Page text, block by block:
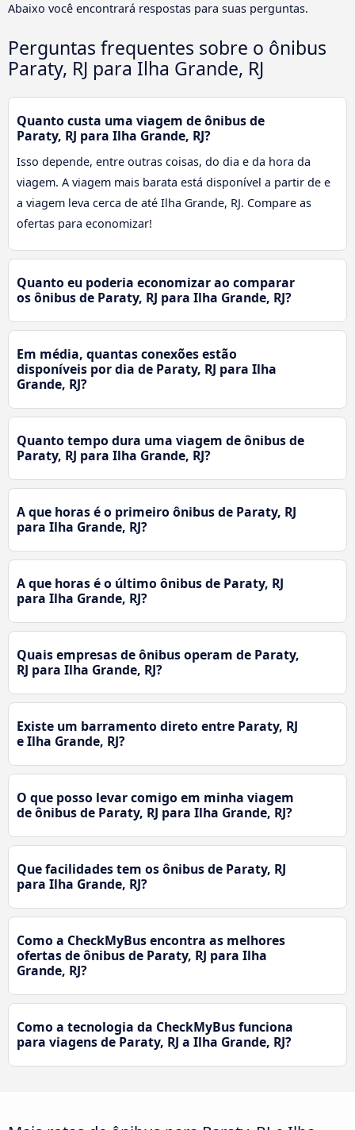
Abaixo você encontrará respostas para suas perguntas.
Perguntas frequentes sobre o ônibus
Paraty, RJ para Ilha Grande, RJ
Quanto custa uma viagem de ônibus de
Paraty, RJ para Ilha Grande, RJ?
Isso depende, entre outras coisas, do dia e da hora da
viagem. A viagem mais barata está disponível a partir de e
a viagem leva cerca de até Ilha Grande, RJ. Compare as
ofertas para economizar!
Quanto eu poderia economizar ao comparar
os ônibus de Paraty, RJ para Ilha Grande, RJ?
Em média, quantas conexões estão
disponíveis por dia de Paraty, RJ para Ilha
Grande, RJ?
Quanto tempo dura uma viagem de ônibus de
Paraty, RJ para Ilha Grande, RJ?
A que horas é o primeiro ônibus de Paraty, RJ
para Ilha Grande, RJ?
A que horas é o último ônibus de Paraty, RJ
para Ilha Grande, RJ?
Quais empresas de ônibus operam de Paraty,
RJ para Ilha Grande, RJ?
Existe um barramento direto entre Paraty, RJ
e Ilha Grande, RJ?
O que posso levar comigo em minha viagem
de ônibus de Paraty, RJ para Ilha Grande, RJ?
Que facilidades tem os ônibus de Paraty, RJ
para Ilha Grande, RJ?
Como a CheckMyBus encontra as melhores
ofertas de ônibus de Paraty, RJ para Ilha
Grande, RJ?
Como a tecnologia da CheckMyBus funciona
para viagens de Paraty, RJ a Ilha Grande, RJ?